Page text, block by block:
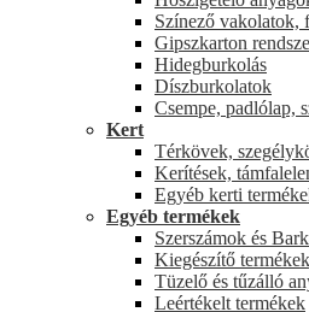
Színező vakolatok,
Gipszkarton
Hidegburkolás
Díszburkolatok
Csempe, padlólap,
Kert
Térkövek,
Kerítések,
Egyéb kerti
Egyéb termékek
Szerszámok és
Kiegészítő
Tüzelő és tűzálló
Leértékelt termékek